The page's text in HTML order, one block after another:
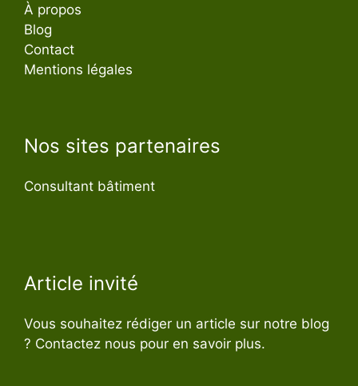
À propos
Blog
Contact
Mentions légales
Nos sites partenaires
Consultant bâtiment
Article invité
Vous souhaitez rédiger un article sur notre blog
? Contactez nous pour en savoir plus.